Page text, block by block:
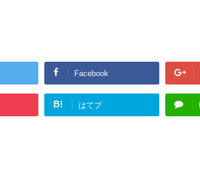
Facebook
B! はてブ